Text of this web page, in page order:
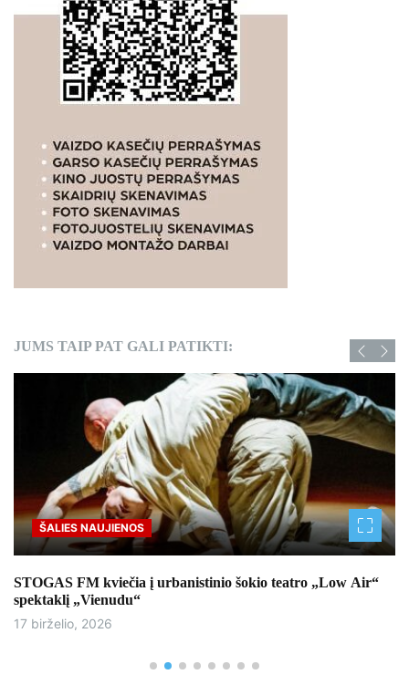
JUMS TAIP PAT GALI PATIKTI:
ŠALIES NAUJIENOS
STOGAS FM kviečia į urbanistinio šokio teatro „Low Air“
spektaklį „Vienudu“
17 birželio, 2026